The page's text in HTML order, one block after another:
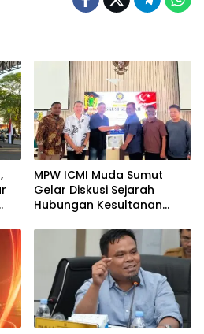
MPW ICMI Muda Sumut
Gelar Diskusi Sejarah
Hubungan Kesultanan
Dalam Bingkai Kesatuan